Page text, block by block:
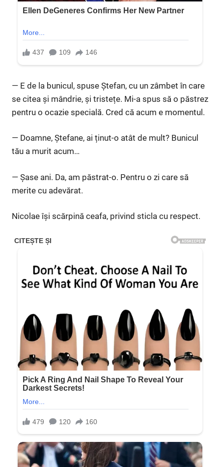
— E de la bunicul, spuse Ștefan, cu un zâmbet în care
se citea și mândrie, și tristețe. Mi-a spus să o păstrez
pentru o ocazie specială. Cred că acum e momentul.
— Doamne, Ștefane, ai ținut-o atât de mult? Bunicul
tău a murit acum…
— Șase ani. Da, am păstrat-o. Pentru o zi care să
merite cu adevărat.
Nicolae își scărpină ceafa, privind sticla cu respect.